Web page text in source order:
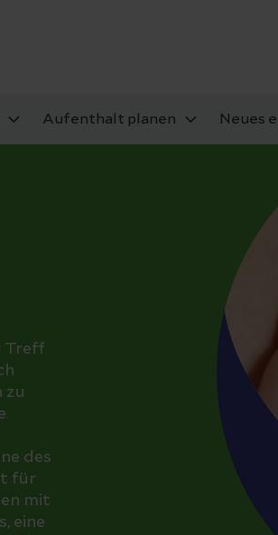
Aufenthalt planen Neues
Treff
zu
des
für
mit
eine